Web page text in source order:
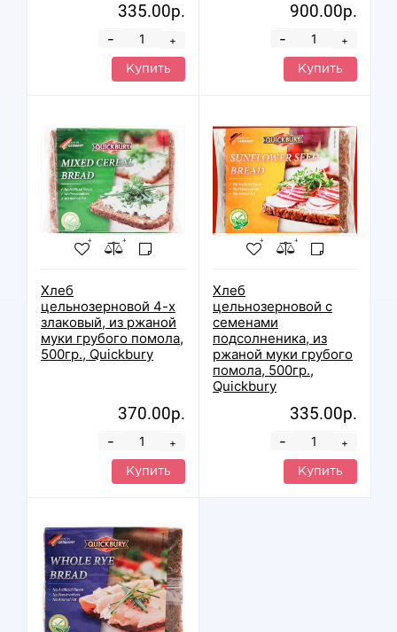
335.00р.
+
-
Купить
900.00р.
+
-
Купить
Хлеб
цельнозерновой 4-х
злаковый, из ржаной
муки грубого помола,
500гр., Quickbury
370.00р.
+
-
Купить
Хлеб
цельнозерновой c
семенами
подсолненика, из
ржаной муки грубого
помола, 500гр.,
Quickbury
335.00р.
+
-
Купить